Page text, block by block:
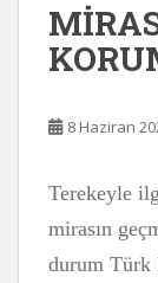
8 Haziran
Terekeyle
mirasın
durum Türk